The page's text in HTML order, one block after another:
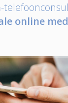
-
online